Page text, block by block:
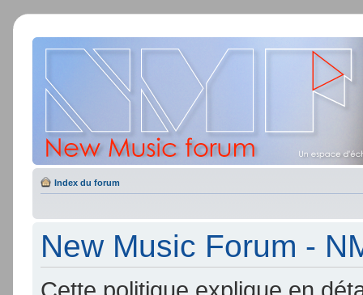
Index du forum
New Music Forum -